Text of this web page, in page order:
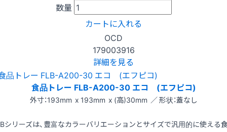
数量
カートに入れる
OCD
179003916
詳細を見る
食品トレー FLB-A200-30 エコ (エフピコ)
外寸：193mm x 193mm x (高)30mm ／ 形状：蓋なし
シリーズは、豊富なカラーバリエーションとサイズで汎用的に使える